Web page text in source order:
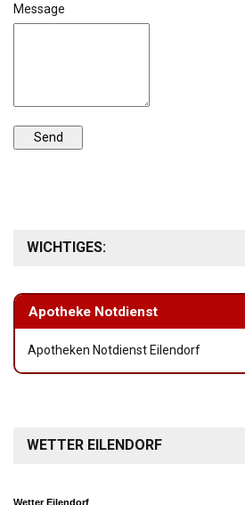
Message
WICHTIGES:
Apotheke Notdienst
Apotheken Notdienst Eilendorf
WETTER EILENDORF
Wetter Eilendorf